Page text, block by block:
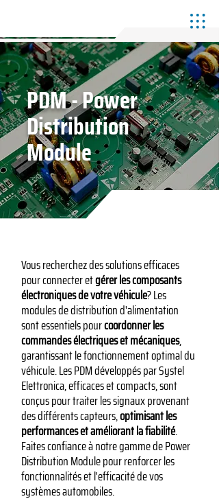
PDM - Power
Distribution
Module
Vous recherchez des solutions efficaces
pour connecter etgérer les composants
électroniques de votre véhicule? Les
modules de distribution d'alimentation
sont essentiels pourcoordonner les
commandes électriques et mécaniques,
garantissant le fonctionnement optimal du
véhicule. Les PDM développés par Systel
Elettronica, efficaces et compacts, sont
conçus pour traiter les signaux provenant
des différents capteurs,optimisant les
performances et améliorant la fiabilité.
Faites confiance à notre gamme de Power
Distribution Module pour renforcer les
fonctionnalités et l'efficacité de vos
systèmes automobiles.